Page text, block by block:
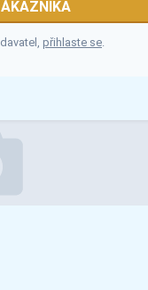
přihlaste se.